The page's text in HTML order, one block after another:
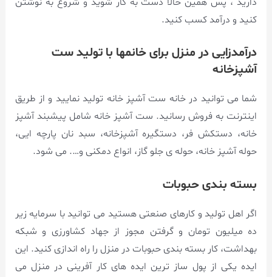
کنید و درآمد کسب کنید.
درآمدزایی در منزل برای خانمها با تولید ست
آشپزخانه
شما می توانید در خانه ست آشپز خانه تولید نمایید و از طریق
اینترنت به فروش رسانید. ست آشپز خانه شامل پیشبند آشپز
خانه، دستکش فر، دستگیره آشپزخانه، سبد نان پارچه ایی،
حوله آشپز خانه، حوله ی جلو گاز، انواع دمکنی و…. می شود.
بسته بندی حبوبات
اگر اهل تولید و کارهای صنعتی هستید می توانید با سرمایه زیر
ده میلیون تومان و گرفتن مجوز از جهاد کشاورزی و شبکه
بهداشت، کار بسته بندی حبوبات در منزل را راه اندازی کنید. این
ایده یکی از پول ساز ترین ایده های کار آفرینی در منزل می